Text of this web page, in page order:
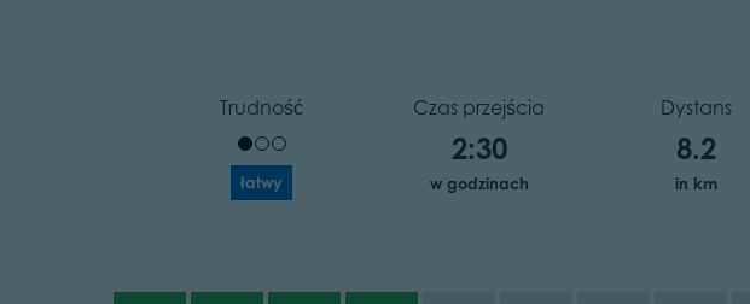
Trudność
łatwy
Czas przejścia
2:30
w godzinach
Dystans
8.2
in km